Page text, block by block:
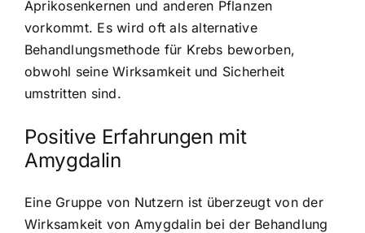
Aprikosenkernen und anderen Pflanzen
vorkommt. Es wird oft als alternative
Behandlungsmethode für Krebs beworben,
obwohl seine Wirksamkeit und Sicherheit
umstritten sind.
Positive Erfahrungen mit
Amygdalin
Eine Gruppe von Nutzern ist überzeugt von der
Wirksamkeit von Amygdalin bei der Behandlung